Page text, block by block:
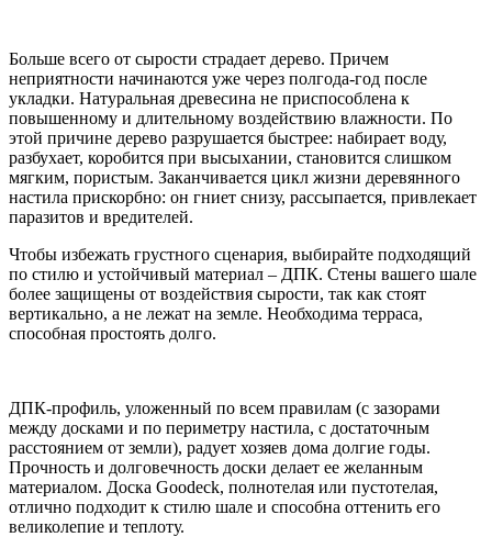
Больше всего от сырости страдает дерево. Причем
неприятности начинаются уже через полгода-год после
укладки. Натуральная древесина не приспособлена к
повышенному и длительному воздействию влажности. По
этой причине дерево разрушается быстрее: набирает воду,
разбухает, коробится при высыхании, становится слишком
мягким, пористым. Заканчивается цикл жизни деревянного
настила прискорбно: он гниет снизу, рассыпается, привлекает
паразитов и вредителей.
Чтобы избежать грустного сценария, выбирайте подходящий
по стилю и устойчивый материал – ДПК. Стены вашего шале
более защищены от воздействия сырости, так как стоят
вертикально, а не лежат на земле. Необходима терраса,
способная простоять долго.
ДПК-профиль, уложенный по всем правилам (с зазорами
между досками и по периметру настила, с достаточным
расстоянием от земли), радует хозяев дома долгие годы.
Прочность и долговечность доски делает ее желанным
материалом. Доска Goodeck, полнотелая или пустотелая,
отлично подходит к стилю шале и способна оттенить его
великолепие и теплоту.